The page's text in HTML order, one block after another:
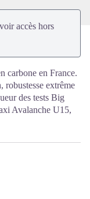
accès hors
carbone en France.
extrême
des tests Big
Avalanche U15,